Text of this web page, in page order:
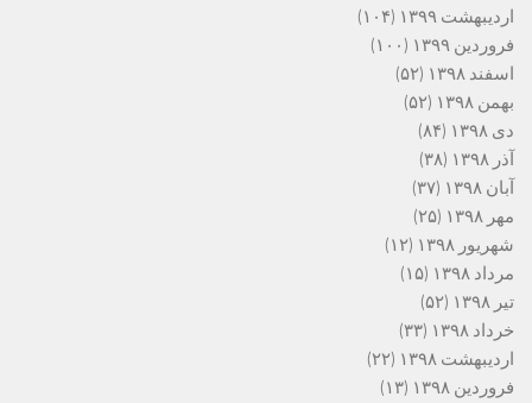
اردیبهشت ۱۳۹۹
(۱۰۴)
فروردین ۱۳۹۹
(۱۰۰)
اسفند ۱۳۹۸
(۵۲)
بهمن ۱۳۹۸
(۵۲)
دی ۱۳۹۸
(۸۴)
آذر ۱۳۹۸
(۳۸)
آبان ۱۳۹۸
(۳۷)
مهر ۱۳۹۸
(۲۵)
شهریور ۱۳۹۸
(۱۲)
مرداد ۱۳۹۸
(۱۵)
تیر ۱۳۹۸
(۵۲)
خرداد ۱۳۹۸
(۳۳)
اردیبهشت ۱۳۹۸
(۲۲)
فروردین ۱۳۹۸
(۱۳)